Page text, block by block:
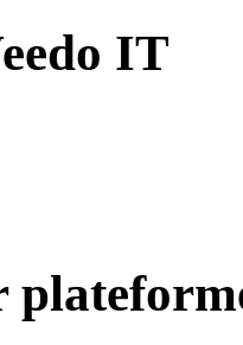
IT